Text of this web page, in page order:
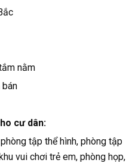
nằm
cư dân:
tập thể hình, phòng tập
vui chơi trẻ em, phòng họp,